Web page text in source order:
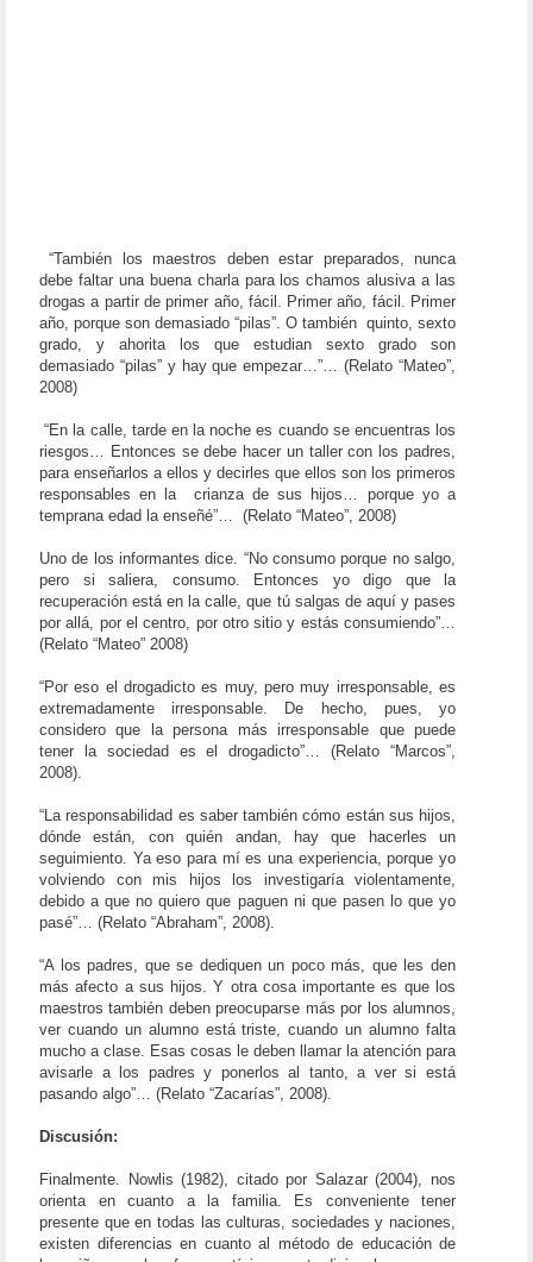
“También los maestros deben estar preparados, nunca
debe faltar una buena charla para los chamos alusiva a las
drogas a partir de primer año, fácil. Primer año, fácil. Primer
año, porque son demasiado “pilas”. O también quinto, sexto
grado, y ahorita los que estudian sexto grado son
demasiado “pilas” y hay que empezar…”… (Relato “Mateo”,
2008)
“En la calle, tarde en la noche es cuando se encuentras los
riesgos… Entonces se debe hacer un taller con los padres,
para enseñarlos a ellos y decirles que ellos son los primeros
responsables en la
crianza de sus hijos… porque yo a
temprana edad la enseñé”… (Relato “Mateo”, 2008)
Uno de los informantes dice. “No consumo porque no salgo,
pero si saliera, consumo. Entonces yo digo que la
recuperación está en la calle, que tú salgas de aquí y pases
por allá, por el centro, por otro sitio y estás consumiendo”…
(Relato “Mateo” 2008)
“Por eso el drogadicto es muy, pero muy irresponsable, es
extremadamente irresponsable. De hecho, pues, yo
considero que la persona más irresponsable que puede
tener la sociedad es el drogadicto”… (Relato “Marcos”,
2008).
“La responsabilidad es saber también cómo están sus hijos,
dónde están, con quién andan, hay que hacerles un
seguimiento. Ya eso para mí es una experiencia, porque yo
volviendo con mis hijos los investigaría violentamente,
debido a que no quiero que paguen ni que pasen lo que yo
pasé”… (Relato “Abraham”, 2008).
“A los padres, que se dediquen un poco más, que les den
más afecto a sus hijos. Y otra cosa importante es que los
maestros también deben preocuparse más por los alumnos,
ver cuando un alumno está triste, cuando un alumno falta
mucho a clase. Esas cosas le deben llamar la atención para
avisarle a los padres y ponerlos al tanto, a ver si está
pasando algo”… (Relato “Zacarías”, 2008).
Discusión:
Finalmente. Nowlis (1982), citado por Salazar (2004), nos
orienta en cuanto a la familia. Es conveniente tener
presente que en todas las culturas, sociedades y naciones,
existen diferencias en cuanto al método de educación de